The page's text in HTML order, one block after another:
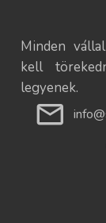
Minden
kell
legyenek.